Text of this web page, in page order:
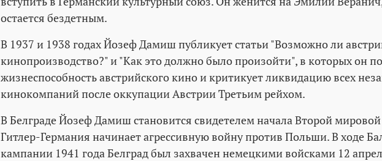
остается бездетным.
В 1937 и 1938 годах Йозеф Дамиш публикует статьи "Возможно ли
кинопроизводство?" и "Как это должно было произойти", в которых он
жизнеспособность австрийского кино и критикует ликвидацию всех
кинокомпаний после оккупации Австрии Третьим рейхом.
В Белграде Йозеф Дамиш становится свидетелем начала Второй
Гитлер-Германия начинает агрессивную войну против Польши. В ходе
кампании 1941 года Белград был захвачен немецкими войсками 12